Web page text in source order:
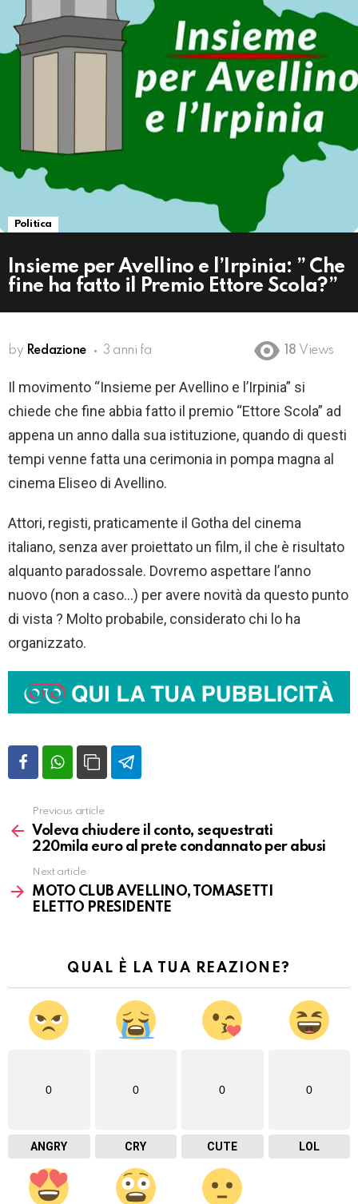
Politica
Insieme per Avellino e l’Irpinia: ” Che
fine ha fatto il Premio Ettore Scola?”
by Redazione 3 anni fa 18 Views
Il movimento “Insieme per Avellino e l’Irpinia” si
chiede che fine abbia fatto il premio “Ettore Scola” ad
appena un anno dalla sua istituzione, quando di questi
tempi venne fatta una cerimonia in pompa magna al
cinema Eliseo di Avellino.
Attori, registi, praticamente il Gotha del cinema
italiano, senza aver proiettato un film, il che è risultato
alquanto paradossale. Dovremo aspettare l’anno
nuovo (non a caso…) per avere novità da questo punto
di vista ? Molto probabile, considerato chi lo ha
organizzato.
Vedi
altro
Previous article
Voleva chiudere il conto, sequestrati
220mila euro al prete condannato per abusi
Next article
MOTO CLUB AVELLINO, TOMASETTI
ELETTO PRESIDENTE
QUAL È LA TUA REAZIONE?
0
ANGRY
0
CRY
0
CUTE
0
LOL